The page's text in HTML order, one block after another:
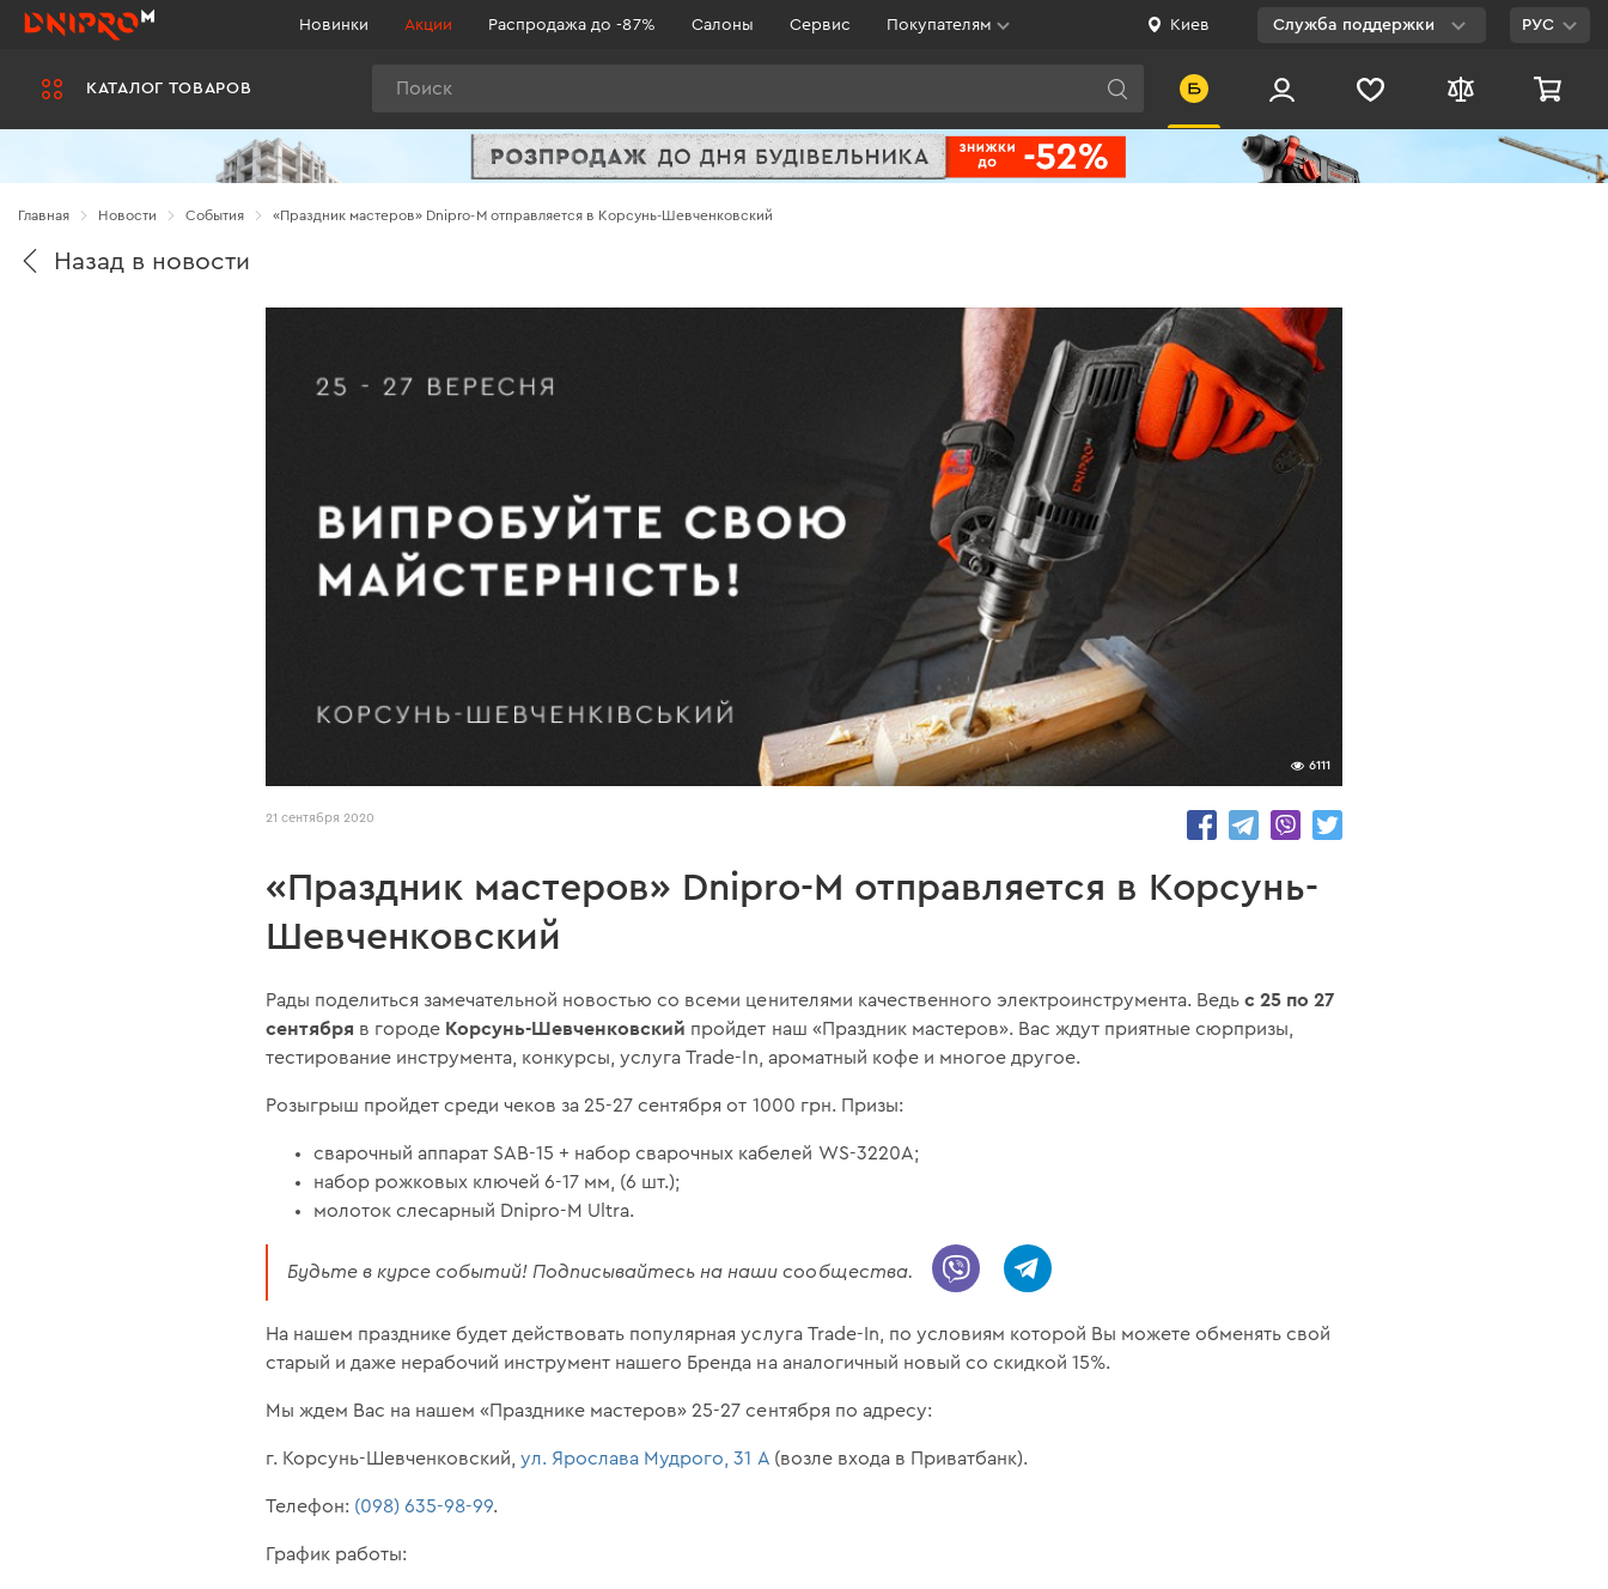
КАТАЛОГ ТОВАРОВ
Новинки Акции Распродажа до -87% Салоны Сервис Покупателям Киев Служба поддержки РУС
Главная Новости Cобытия «Праздник мастеров» Dnipro-M отправляется в Корсунь-Шевченковский
Назад в новости
6111
21 сентября 2020
«Праздник мастеров» Dnipro-M отправляется в Корсунь-
Шевченковский
Рады поделиться замечательной новостью со всеми ценителями качественного электроинструмента. Ведь с 25 по 27
сентября в городе Корсунь-Шевченковский пройдет наш «Праздник мастеров». Вас ждут приятные сюрпризы,
тестирование инструмента, конкурсы, услуга Trade-In, ароматный кофе и многое другое.
Розыгрыш пройдет среди чеков за 25-27 сентября от 1000 грн. Призы:
сварочный аппарат SAB-15 + набор сварочных кабелей WS-3220A;
набор рожковых ключей 6-17 мм, (6 шт.);
молоток слесарный Dnipro-M Ultra.
Будьте в курсе событий! Подписывайтесь на наши сообщества.
На нашем празднике будет действовать популярная услуга Trade-In, по условиям которой Вы можете обменять свой
старый и даже нерабочий инструмент нашего Бренда на аналогичный новый со скидкой 15%.
Мы ждем Вас на нашем «Празднике мастеров» 25-27 сентября по адресу:
г. Корсунь-Шевченковский,ул. Ярослава Мудрого, 31 А(возле входа в Приватбанк).
Телефон: (098) 635-98-99.
График работы: